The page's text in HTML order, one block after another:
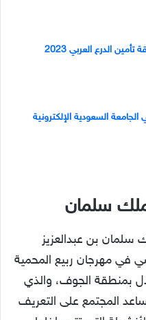
الاستعلام عن وثيقة تأمين الدرع العربي 2023
السعودية الإلكترونية
سلمان
بن عبدالعزيز
في مهرجان ربيع المحمية
بمنطقة الجوف، والذي
المجتمع على التعريف